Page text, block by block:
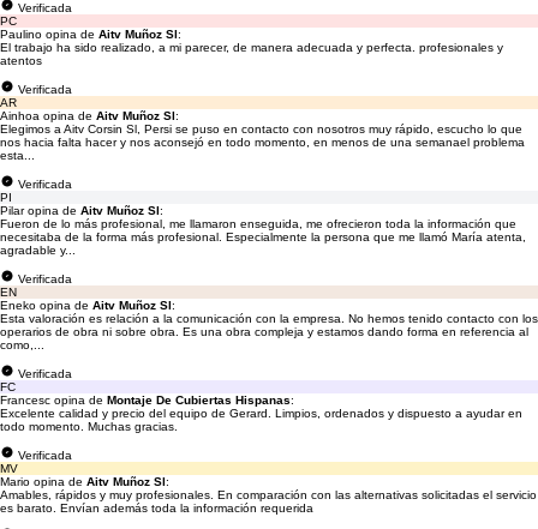
Verificada
PC
Paulino opina de Aitv Muñoz Sl:
El trabajo ha sido realizado, a mi parecer, de manera adecuada y perfecta. profesionales y
atentos
Verificada
AR
Ainhoa opina de Aitv Muñoz Sl:
Elegimos a Aitv Corsin Sl, Persi se puso en contacto con nosotros muy rápido, escucho lo que
nos hacia falta hacer y nos aconsejó en todo momento, en menos de una semanael problema
esta...
Verificada
PI
Pilar opina de Aitv Muñoz Sl:
Fueron de lo más profesional, me llamaron enseguida, me ofrecieron toda la información que
necesitaba de la forma más profesional. Especialmente la persona que me llamó María atenta,
agradable y...
Verificada
EN
Eneko opina de Aitv Muñoz Sl:
Esta valoración es relación a la comunicación con la empresa. No hemos tenido contacto con los
operarios de obra ni sobre obra. Es una obra compleja y estamos dando forma en referencia al
como,...
Verificada
FC
Francesc opina de Montaje De Cubiertas Hispanas:
Excelente calidad y precio del equipo de Gerard. Limpios, ordenados y dispuesto a ayudar en
todo momento. Muchas gracias.
Verificada
MV
Mario opina de Aitv Muñoz Sl:
Amables, rápidos y muy profesionales. En comparación con las alternativas solicitadas el servicio
es barato. Envían además toda la información requerida